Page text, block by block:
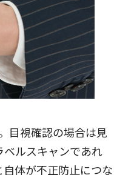
目視確認の場合は見
ルスキャンであれ
体が不正防止につな